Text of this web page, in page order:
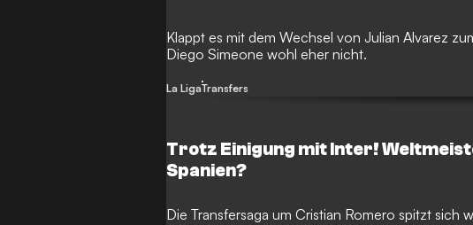
Klappt es mit dem Wechsel von Julian Alvarez
Diego Simeone wohl eher nicht.
La LigaTransfers
Trotz Einigung mit Inter!
Spanien?
Die Transfersaga um Cristian Romero spitzt sich